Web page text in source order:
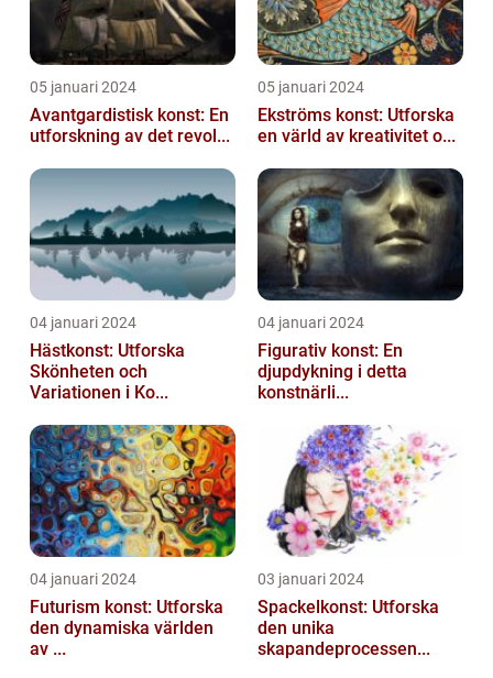
05 januari 2024
Avantgardistisk konst: En
utforskning av det revol...
05 januari 2024
Ekströms konst: Utforska
en värld av kreativitet o...
04 januari 2024
Hästkonst: Utforska
Skönheten och
Variationen i Ko...
04 januari 2024
Figurativ konst: En
djupdykning i detta
konstnärli...
04 januari 2024
Futurism konst: Utforska
den dynamiska världen
av ...
03 januari 2024
Spackelkonst: Utforska
den unika
skapandeprocessen...